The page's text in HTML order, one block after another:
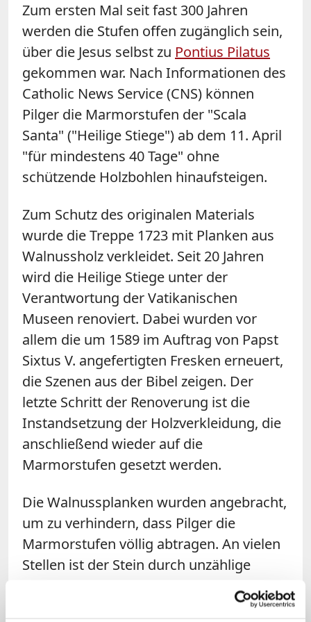
Zum ersten Mal seit fast 300 Jahren
werden die Stufen offen zugänglich sein,
über die Jesus selbst zu Pontius Pilatus
gekommen war. Nach Informationen des
Catholic News Service (CNS) können
Pilger die Marmorstufen der "Scala
Santa" ("Heilige Stiege") ab dem 11. April
"für mindestens 40 Tage" ohne
schützende Holzbohlen hinaufsteigen.
Zum Schutz des originalen Materials
wurde die Treppe 1723 mit Planken aus
Walnussholz verkleidet. Seit 20 Jahren
wird die Heilige Stiege unter der
Verantwortung der Vatikanischen
Museen renoviert. Dabei wurden vor
allem die um 1589 im Auftrag von Papst
Sixtus V. angefertigten Fresken erneuert,
die Szenen aus der Bibel zeigen. Der
letzte Schritt der Renoverung ist die
Instandsetzung der Holzverkleidung, die
anschließend wieder auf die
Marmorstufen gesetzt werden.
Die Walnussplanken wurden angebracht,
um zu verhindern, dass Pilger die
Marmorstufen völlig abtragen. An vielen
Stellen ist der Stein durch unzählige
Pilger abgescheuert und mit Kuhlen
übersäht. Gegenüber CNS bezeichnete